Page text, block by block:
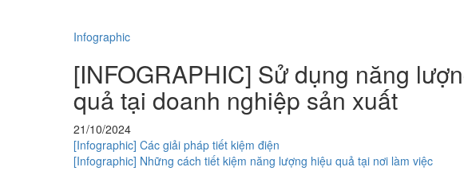
Infographic
[INFOGRAPHIC] Sử dụng năng
quả tại doanh nghiệp sản xuất
21/10/2024
[Infographic] Các giải pháp tiết kiệm điện
[Infographic] Những cách tiết kiệm năng lượng hiệu quả tại nơi làm việc